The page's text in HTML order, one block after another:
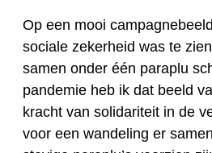
Op een mooi
sociale zekerheid was te
samen onder één paraplu
pandemie heb ik dat beeld
kracht van solidariteit in de
voor een wandeling er